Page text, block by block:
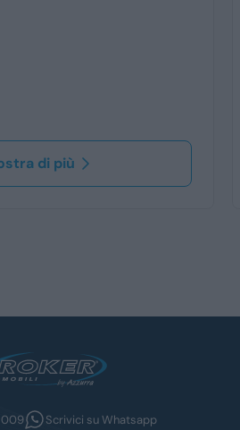
di più
009 Scrivici su Whatsapp